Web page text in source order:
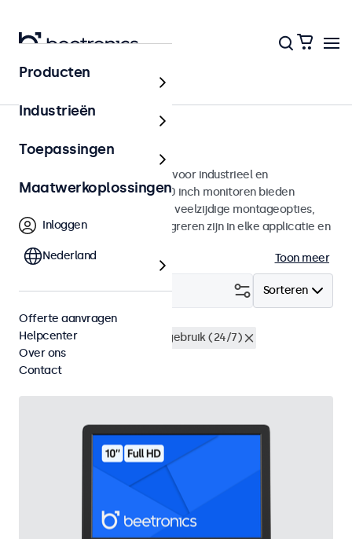
Monitoren
10 inch monitoren
10 inch monitoren ontworpen voor industrieel en
commercieel gebruik. Deze 10 inch monitoren bieden
diverse videoaansluitingen en veelzijdige montageopties,
waarmee ze naadloos te integreren zijn in elke applicatie en
Toon meer
Sorteren
Filter (3)
10 inch monitoren
Continu gebruik (24/7)
Wis alle filters
Producten
Industrieën
Toepassingen
Maatwerkoplossingen
Inloggen
Nederland
Offerte aanvragen
Helpcenter
Over ons
Contact